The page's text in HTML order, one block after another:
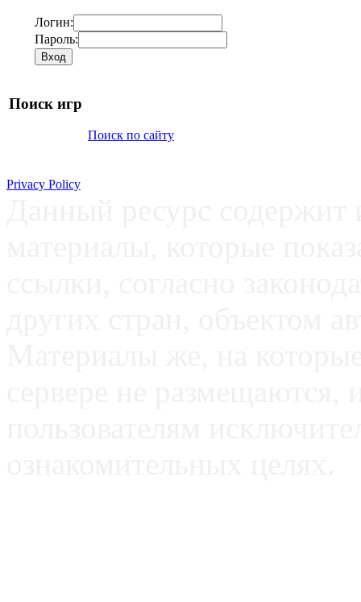
Логин:
Пароль:
Поиск игр
Поиск по сайту
Privacy Policy